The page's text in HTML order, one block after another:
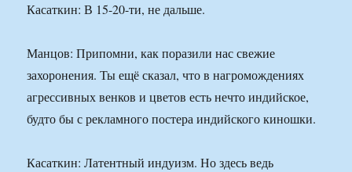
Касаткин: В 15-20-ти, не дальше.
Манцов: Припомни, как поразили нас свежие
захоронения. Ты ещё сказал, что в нагромождениях
агрессивных венков и цветов есть нечто индийское,
будто бы с рекламного постера индийского киношки.
Касаткин: Латентный индуизм. Но здесь ведь